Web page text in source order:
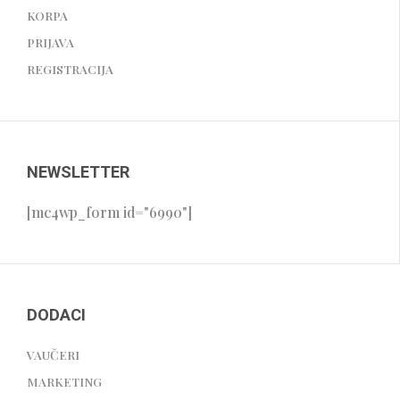
KORPA
PRIJAVA
REGISTRACIJA
NEWSLETTER
[mc4wp_form id="6990"]
DODACI
VAUČERI
MARKETING